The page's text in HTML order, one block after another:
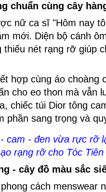
chuẩn cùng cây
nữ ca sĩ "Hôm nay
mới. Diện bộ cánh
thiếu nét rạng rỡ giúp
hợp cùng áo choàng
cho eo thon mà vẫn
chiếc túi Dior tông
phần sang trọng và
cam - đen vừa rực rỡ
rạng rỡ cho Tóc
- cây đồ màu sắc
cách menswear